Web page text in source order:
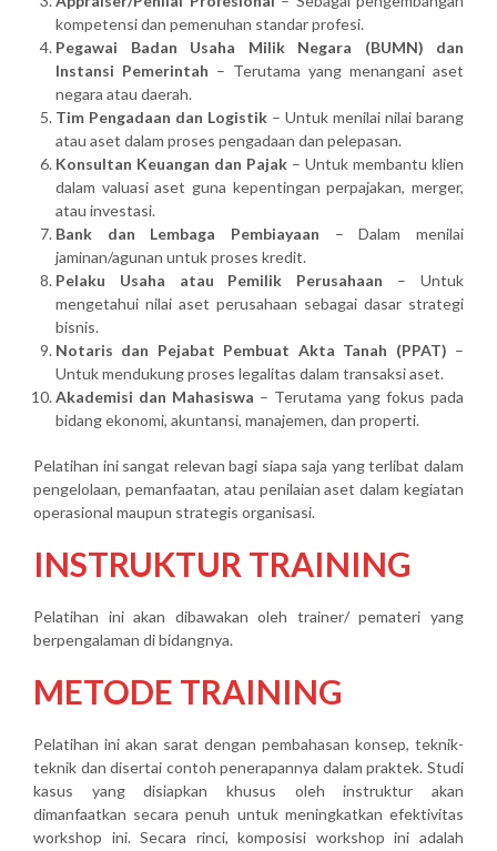
kompetensi dan pemenuhan standar profesi.
Pegawai Badan Usaha Milik Negara (BUMN) dan
Instansi Pemerintah – Terutama yang menangani aset
negara atau daerah.
Tim Pengadaan dan Logistik – Untuk menilai nilai barang
atau aset dalam proses pengadaan dan pelepasan.
Konsultan Keuangan dan Pajak – Untuk membantu klien
dalam valuasi aset guna kepentingan perpajakan, merger,
atau investasi.
Bank dan Lembaga Pembiayaan – Dalam menilai
jaminan/agunan untuk proses kredit.
Pelaku Usaha atau Pemilik Perusahaan – Untuk
mengetahui nilai aset perusahaan sebagai dasar strategi
bisnis.
Notaris dan Pejabat Pembuat Akta Tanah (PPAT) –
Untuk mendukung proses legalitas dalam transaksi aset.
Akademisi dan Mahasiswa – Terutama yang fokus pada
bidang ekonomi, akuntansi, manajemen, dan properti.
Pelatihan ini sangat relevan bagi siapa saja yang terlibat dalam
pengelolaan, pemanfaatan, atau penilaian aset dalam kegiatan
operasional maupun strategis organisasi.
INSTRUKTUR TRAINING
Pelatihan ini akan dibawakan oleh trainer/ pemateri yang
berpengalaman di bidangnya.
METODE TRAINING
Pelatihan ini akan sarat dengan pembahasan konsep, teknik-
teknik dan disertai contoh penerapannya dalam praktek. Studi
kasus yang disiapkan khusus oleh instruktur akan
dimanfaatkan secara penuh untuk meningkatkan efektivitas
workshop ini. Secara rinci, komposisi workshop ini adalah